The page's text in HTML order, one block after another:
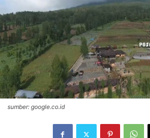
sumber: google.co.id